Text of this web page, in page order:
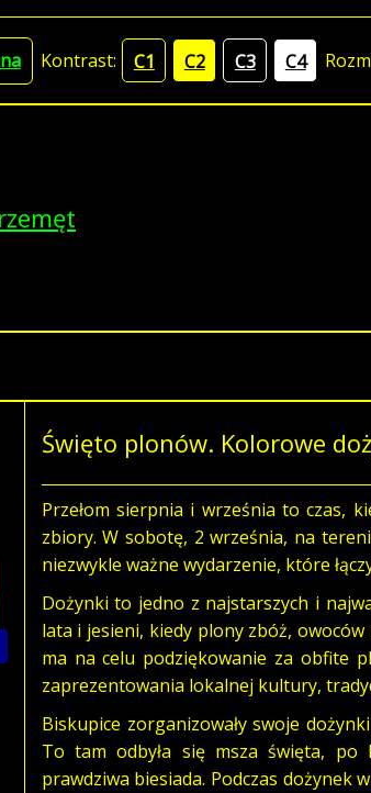
Kontrast: C1 C2 C3 C4
Święto plonów. Kolorowe
Przełom sierpnia i września to czas,
zbiory. W sobotę, 2 września, na
niezwykle ważne wydarzenie, które
Dożynki to jedno z najstarszych i
lata i jesieni, kiedy plony zbóż,
ma na celu podziękowanie za obfite
zaprezentowania lokalnej kultury,
Biskupice zorganizowały swoje
To tam odbyła się msza święta, po
prawdziwa biesiada. Podczas dożynek